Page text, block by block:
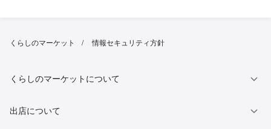
くらしのマーケット 情報セキュリティ方針
くらしのマーケットについて
出店について